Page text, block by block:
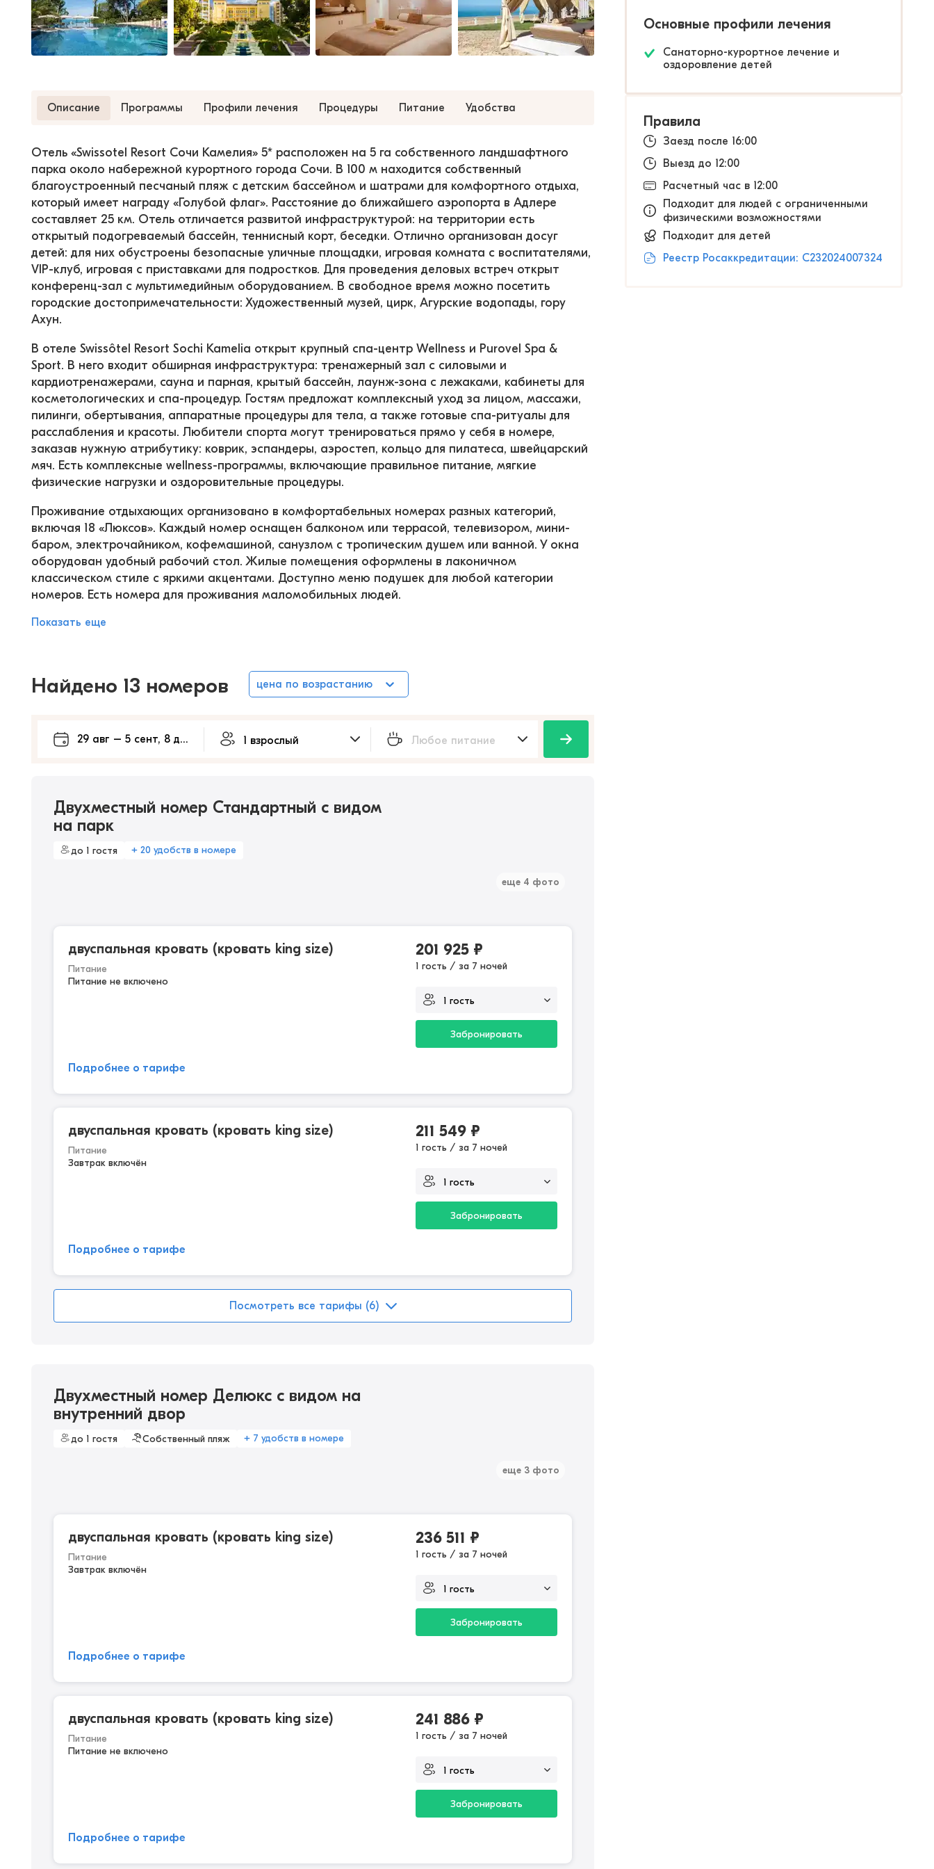
Описание Программы Профили лечения Процедуры Питание Удобства
Отель «Swissotel Resort Сочи Камелия» 5* расположен на 5 га собственного ландшафтного
парка около набережной курортного города Сочи. В 100 м находится собственный
благоустроенный песчаный пляж с детским бассейном и шатрами для комфортного отдыха,
который имеет награду «Голубой флаг». Расстояние до ближайшего аэропорта в Адлере
составляет 25 км. Отель отличается развитой инфраструктурой: на территории есть
открытый подогреваемый бассейн, теннисный корт, беседки. Отлично организован досуг
детей: для них обустроены безопасные уличные площадки, игровая комната с воспитателями,
VIP-клуб, игровая с приставками для подростков. Для проведения деловых встреч открыт
конференц-зал с мультимедийным оборудованием. В свободное время можно посетить
городские достопримечательности: Художественный музей, цирк, Агурские водопады, гору
Ахун.
В отеле Swissôtel Resort Sochi Kamelia открыт крупный спа-центр Wellness и Purovel Spa &
Sport. В него входит обширная инфраструктура: тренажерный зал с силовыми и
кардиотренажерами, сауна и парная, крытый бассейн, лаунж-зона с лежаками, кабинеты для
косметологических и спа-процедур. Гостям предложат комплексный уход за лицом, массажи,
пилинги, обертывания, аппаратные процедуры для тела, а также готовые спа-ритуалы для
расслабления и красоты. Любители спорта могут тренироваться прямо у себя в номере,
заказав нужную атрибутику: коврик, эспандеры, аэростеп, кольцо для пилатеса, швейцарский
мяч. Есть комплексные wellness-программы, включающие правильное питание, мягкие
физические нагрузки и оздоровительные процедуры.
Проживание отдыхающих организовано в комфортабельных номерах разных категорий,
включая 18 «Люксов». Каждый номер оснащен балконом или террасой, телевизором, мини-
баром, электрочайником, кофемашиной, санузлом с тропическим душем или ванной. У окна
оборудован удобный рабочий стол. Жилые помещения оформлены в лаконичном
классическом стиле с яркими акцентами. Доступно меню подушек для любой категории
номеров. Есть номера для проживания маломобильных людей.
Показать еще
Найдено 13 номеров цена по возрастанию
Двухместный номер Стандартный с видом
на парк
до 1 гостя + 20 удобств в номере
еще 4 фото
двуспальная кровать (кровать king size)
Питание
Питание не включено
201 925 ₽
1 гость / за 7 ночей
Забронировать
Подробнее о тарифе
двуспальная кровать (кровать king size)
Питание
Завтрак включён
211 549 ₽
1 гость / за 7 ночей
Забронировать
Подробнее о тарифе
Посмотреть все тарифы (6)
Двухместный номер Делюкс с видом на
внутренний двор
до 1 гостя Собственный пляж + 7 удобств в номере
еще 3 фото
двуспальная кровать (кровать king size)
Питание
Завтрак включён
236 511 ₽
1 гость / за 7 ночей
Забронировать
Подробнее о тарифе
двуспальная кровать (кровать king size)
Питание
Питание не включено
241 886 ₽
1 гость / за 7 ночей
Забронировать
Подробнее о тарифе
Основные профили лечения
Санаторно-курортное лечение и
оздоровление детей
Правила
Заезд после 16:00
Выезд до 12:00
Расчетный час в 12:00
Подходит для людей с ограниченными
физическими возможностями
Подходит для детей
Реестр Росаккредитации: С232024007324